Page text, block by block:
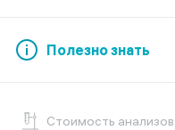
Полезно знать
Cтоимость анализов